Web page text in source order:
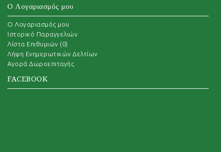
Ο Λογαριασμός μου
O Λογαριασμός μου
Ιστορικό Παραγγελιών
Λίστα Επιθυμιών (0)
Λήψη Ενημερωτικών Δελτίων
Αγορά Δωροεπιταγής
FACEBOOK